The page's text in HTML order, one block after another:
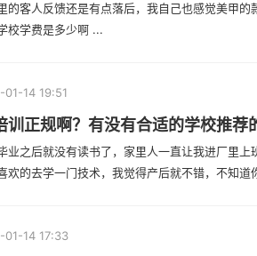
的客人反馈还是有点落后，我自己也感觉美甲的
校学费是多少啊 ...
01-14 19:51
正规啊？有没有合适的学校推荐
业之后就没有读书了，家里人一直让我进厂里上
欢的去学一门技术，我觉得产后就不错，不知道
01-14 17:33